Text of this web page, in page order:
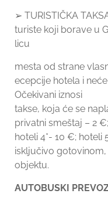
➢ TURISTIČKA
turiste koji borave u
licu
mesta od strane
ecepcije hotela i
Očekivani iznosi
takse, koja će se
privatni smeštaj – 2
hoteli 4*- 10 €; hoteli
isključivo
objektu.
AUTOBUSKI